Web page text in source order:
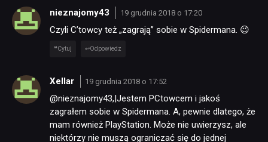
nieznajomy43 19 grudnia 2018 o 17:20
Czyli C’towcy też „zagrają” sobie w Spidermana. 😉
Cytuj Odpowiedz
Xellar 19 grudnia 2018 o 17:52
@nieznajomy43,|Jestem PCtowcem i jakoś
zagrałem sobie w Spidermana. A, pewnie dlatego, że
mam również PlayStation. Może nie uwierzysz, ale
niektórzy nie muszą ograniczać się do jednej